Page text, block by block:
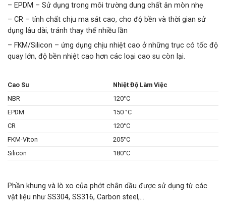
– EPDM – Sử dụng trong môi trường dung chất ăn mòn nhẹ
– CR – tính chất chịu ma sát cao, cho độ bền và thời gian sử
dụng lâu dài, tránh thay thế nhiều lần
– FKM/Silicon – ứng dụng chịu nhiệt cao ở những trục có tốc độ
quay lớn, độ bền nhiệt cao hơn các loại cao su còn lại.
Cao Su
Nhiệt Độ Làm Việc
NBR
120°C
EPDM
150 °C
CR
120°C
FKM-Viton
205°C
Silicon
180°C
Phần khung và lò xo của phớt chắn dầu được sử dụng từ các
vật liệu như SS304, SS316, Carbon steel,…